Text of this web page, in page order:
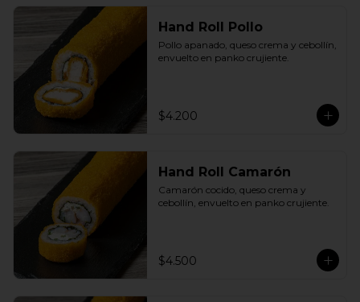
Hand Roll Pollo
Pollo apanado, queso crema y cebollín,
envuelto en panko crujiente.
$4.200
Hand Roll Camarón
Camarón cocido, queso crema y
cebollín, envuelto en panko crujiente.
$4.500